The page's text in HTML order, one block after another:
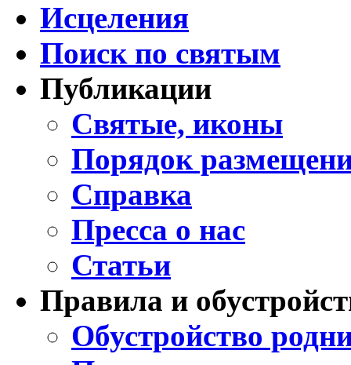
Исцеления
Поиск по святым
Публикации
Святые, иконы
Порядок
Справка
Пресса о нас
Статьи
Правила и
Обустройство